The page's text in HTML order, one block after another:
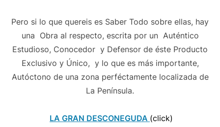
Pero si lo que quereis es Saber Todo sobre ellas, hay
una Obra al respecto, escrita por un Auténtico
Estudioso, Conocedor y Defensor de éste Producto
Exclusivo y Único, y lo que es más importante,
Autóctono de una zona perféctamente localizada de
La Península.
LA GRAN DESCONEGUDA (click)